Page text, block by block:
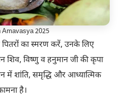
Amavasya 2025
का स्मरण करें, उनके लिए
विष्णु व हनुमान जी की कृपा
में शांति, समृद्धि और आध्यात्मिक
है।